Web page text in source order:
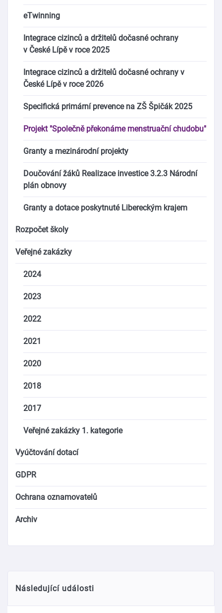
eTwinning
Integrace cizinců a držitelů dočasné ochrany
v České Lípě v roce 2025
Integrace cizinců a držitelů dočasné ochrany v
České Lípě v roce 2026
Specifická primární prevence na ZŠ Špičák 2025
Projekt "Společně překonáme menstruační chudobu"
Granty a mezinárodní projekty
Doučování žáků Realizace investice 3.2.3 Národní
plán obnovy
Granty a dotace poskytnuté Libereckým krajem
Rozpočet školy
Veřejné zakázky
2024
2023
2022
2021
2020
2018
2017
Veřejné zakázky 1. kategorie
Vyúčtování dotací
GDPR
Ochrana oznamovatelů
Archiv
Následující události